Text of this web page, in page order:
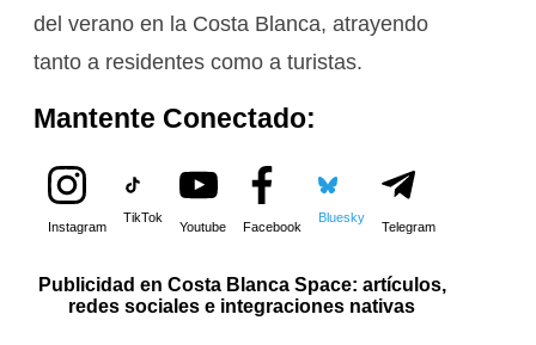
del verano en la Costa Blanca, atrayendo
tanto a residentes como a turistas.
Mantente Conectado:
Instagram
TikTok
Youtube Facebook
Bluesky
Telegram
Publicidad en Costa Blanca Space: artículos,
redes sociales e integraciones nativas